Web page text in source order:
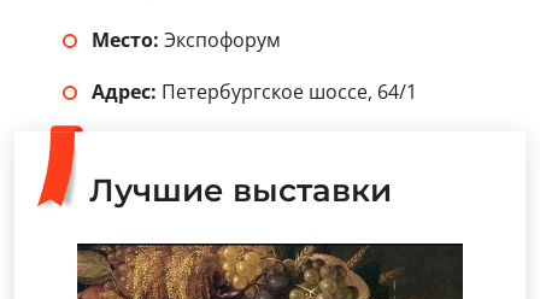
Место: Экспофорум
Адрес: Петербургское шоссе, 64/1
Лучшие выставки